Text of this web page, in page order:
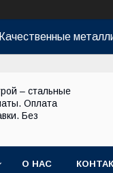
Качественные
– стальные
Оплата
Без
О НАС